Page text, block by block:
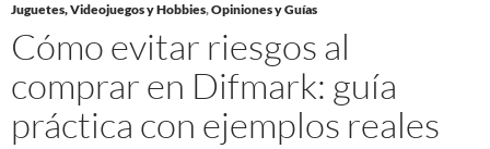
Juguetes, Videojuegos y Hobbies,Opiniones y Guías
Cómo evitar riesgos al
comprar en Difmark: guía
práctica con ejemplos reales